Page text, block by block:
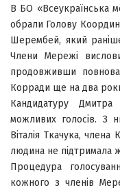
В БО «Всеукраїнська
обрали Голову
Шерембей, який
Члени Мережі
продовживши
Корради ще на два
Кандидатуру
можливих голосів. З
Віталія Ткачука,
людина не підтримала
Процедура
кожного з членів